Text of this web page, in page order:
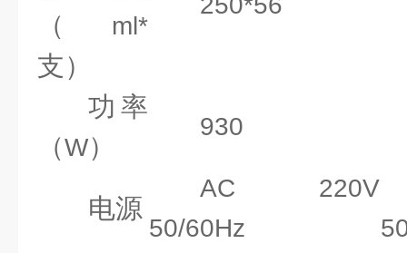
（ ml*
支）
功率
（W）
930
电源
AC 220V
50/60Hz